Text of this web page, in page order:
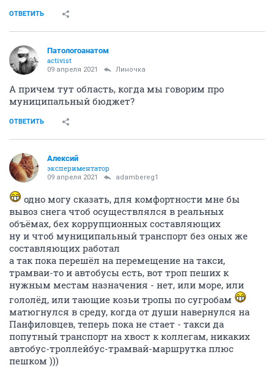
ОТВЕТИТЬ
Патологоанатом
activist
09 апреля 2021 Линочка
А причем тут область, когда мы говорим про
муниципальный бюджет?
ОТВЕТИТЬ
Алексий
экспериментатор
09 апреля 2021 adambereg1
одно могу сказать, для комфортности мне бы
вывоз снега чтоб осуществлялся в реальных
объёмах, бех коррупционных составляющих
ну и чтоб муниципальный транспорт без оных же
составляющих работал
а так пока перешёл на перемещение на такси,
трамваи-то и автобусы есть, вот троп пеших к
нужным местам назначения - нет, или море, или
гололёд, или тающие козьи тропы по сугробам
матюгнулся в среду, когда от души навернулся на
Панфиловцев, теперь пока не стает - такси да
попутный транспорт на хвост к коллегам, никаких
автобус-троллейбус-трамвай-маршрутка плюс
пешком )))